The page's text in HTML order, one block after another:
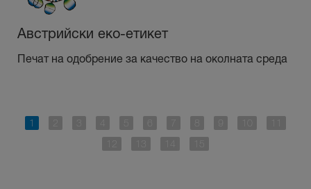
Австрийски еко-етикет
Печат на одобрение за качество на околната среда